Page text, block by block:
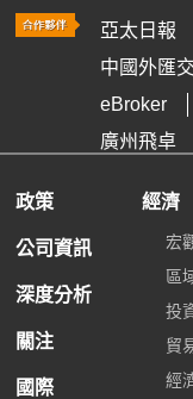
亞太日報
中國外匯
eBroker
廣州飛卓
政策
公司資訊
深度分析
關注
國際
經濟
宏
區
投
貿
經